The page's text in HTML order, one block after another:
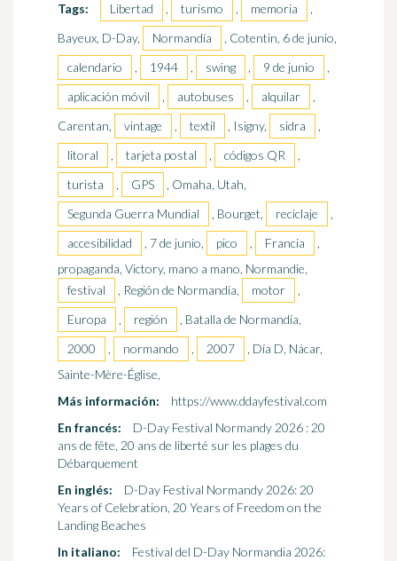
Tags:
Libertad , turismo , memoria
,
Bayeux, D-Day,
Normandía
, Cotentin, 6 de junio,
calendario
, 1944 , swing , 9 de junio
,
aplicación móvil
, autobuses , alquilar
,
Carentan,
vintage , textil , Isigny, sidra
,
litoral
, tarjeta postal , códigos QR
,
turista
, GPS
, Omaha, Utah,
Segunda Guerra Mundial
, Bourget, reciclaje
,
accesibilidad
, 7 de junio, pico , Francia
,
propaganda, Victory, mano a mano, Normandie,
festival
, Región de Normandía, motor
,
Europa
, región
, Batalla de Normandía,
2000
, normando , 2007
, Día D, Nácar,
Sainte-Mère-Église,
Más información:
https://www.ddayfestival.com
En francés:
D-Day Festival Normandy 2026 : 20
ans de fête, 20 ans de liberté sur les plages du
Débarquement
En inglés:
D-Day Festival Normandy 2026: 20
Years of Celebration, 20 Years of Freedom on the
Landing Beaches
In italiano:
Festival del D-Day Normandia 2026: